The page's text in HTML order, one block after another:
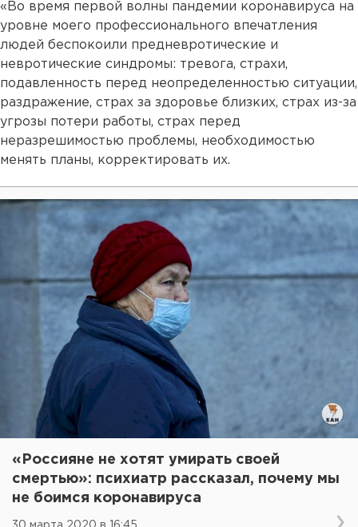
«Во время первой волны пандемии коронавируса на
уровне моего профессионального впечатления
людей беспокоили предневротические и
невротические синдромы: тревога, страхи,
подавленность перед неопределенностью ситуации,
раздражение, страх за здоровье близких, страх из-за
угрозы потери работы, страх перед
неразрешимостью проблемы, необходимостью
менять планы, корректировать их.
«Россияне не хотят умирать своей
смертью»: психиатр рассказал, почему мы
не боимся коронавируса
30 марта 2020 в 16:45